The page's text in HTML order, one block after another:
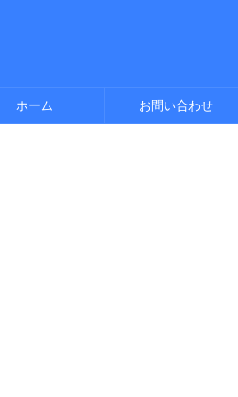
ホーム お問い合わせ